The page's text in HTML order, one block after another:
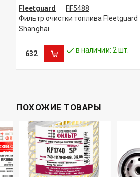
Fleetguard
FF5488
Фильтр очистки топлива Fleetguard
Shanghai
632 в наличии: 2 шт.
ПОХОЖИЕ ТОВАРЫ